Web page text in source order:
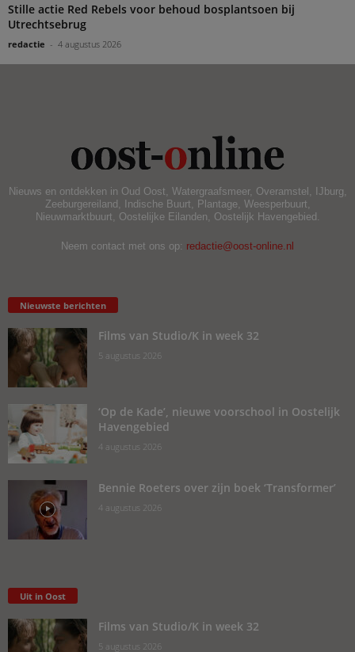
Stille actie Red Rebels voor behoud bosplantsoen bij
Utrechtsebrug
redactie - 4 augustus 2026
Nieuws en ontdekken in Oud Oost, Watergraafsmeer, Overamstel, IJburg,
Zeeburgereiland, Indische Buurt, Plantage, Weesperbuurt,
Nieuwmarktbuurt, Oostelijke Eilanden, Oostelijk Havengebied.
Neem contact met ons op: redactie@oost-online.nl
Nieuwste berichten
Films van Studio/K in week 32
5 augustus 2026
‘Op de Kade’, nieuwe voorschool in Oostelijk
Havengebied
4 augustus 2026
Bennie Roeters over zijn boek ‘Transformer’
4 augustus 2026
Uit in Oost
Films van Studio/K in week 32
5 augustus 2026